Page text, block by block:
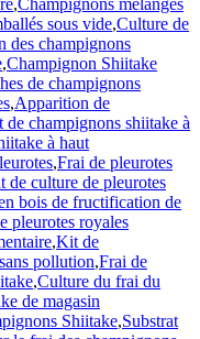
,Champignons mélangés
sous vide,Culture de
des champignons
,Champignon Shiitake
de champignons
,Apparition de
de champignons shiitake à
à haut
,Frai de pleurotes
de culture de pleurotes
bois de fructification de
pleurotes royales
,Kit de
pollution,Frai de
,Culture du frai du
de magasin
Shiitake,Substrat